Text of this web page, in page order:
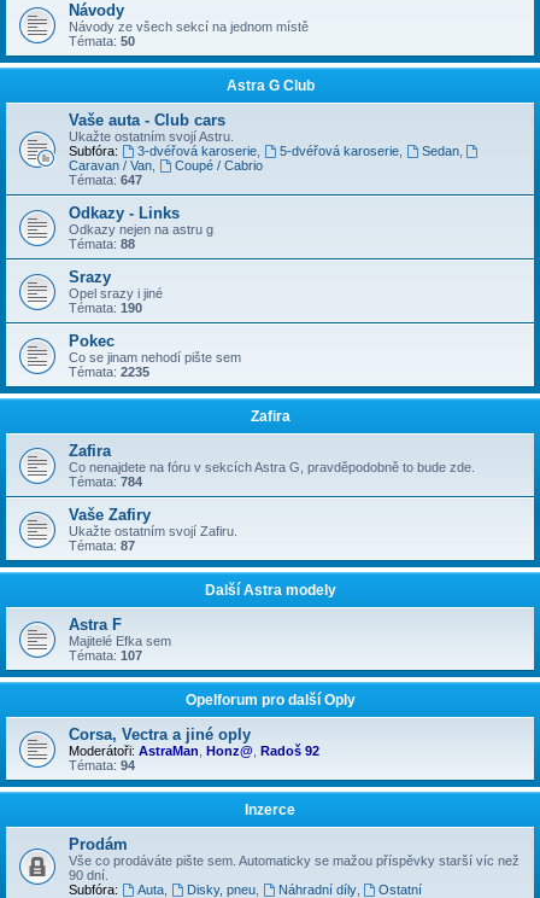
Návody
Návody ze všech sekcí na jednom místě
Témata: 50
Astra G Club
Vaše auta - Club cars
Ukažte ostatním svojí Astru.
Subfóra:
3-dvéřová karoserie, 5-dvéřová karoserie, Sedan,
Caravan / Van
Coupé / Cabrio
Témata: 647
Odkazy - Links
Odkazy nejen na astru g
Témata: 88
Srazy
Opel srazy i jiné
Témata: 190
Pokec
Co se jinam nehodí pište sem
Témata: 2235
Zafira
Zafira
Co nenajdete na fóru v sekcích Astra G, pravděpodobně to bude zde.
Témata: 784
Vaše Zafiry
Ukažte ostatním svojí Zafiru.
Témata: 87
Další Astra modely
Astra F
Majitelé Efka sem
Témata: 107
Opelforum pro další Oply
Corsa, Vectra a jiné oply
Moderátoři: AstraMan Honz@ Radoš 92
Témata: 94
Inzerce
Prodám
Vše co prodáváte pište sem. Automaticky se mažou příspěvky starší víc než
90 dní.
Subfóra:
Auta, Disky, pneu, Náhradní díly, Ostatní